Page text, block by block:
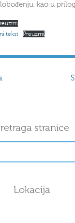
kao u
tekst
Preuzmi
stranice
Lokacija